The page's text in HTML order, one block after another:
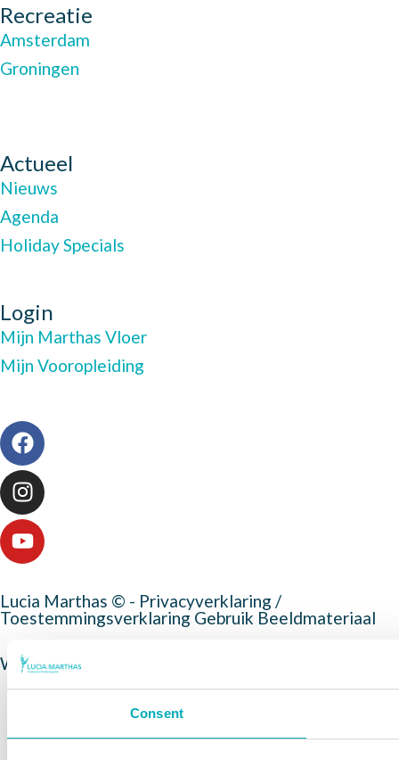
Consent
Recreatie
Amsterdam
Groningen
Actueel
Nieuws
Agenda
Holiday Specials
Login
Mijn Marthas Vloer
Mijn Vooropleiding
Lucia Marthas © - Privacyverklaring /
Toestemmingsverklaring Gebruik Beeldmateriaal
Webdesign MediaBlend